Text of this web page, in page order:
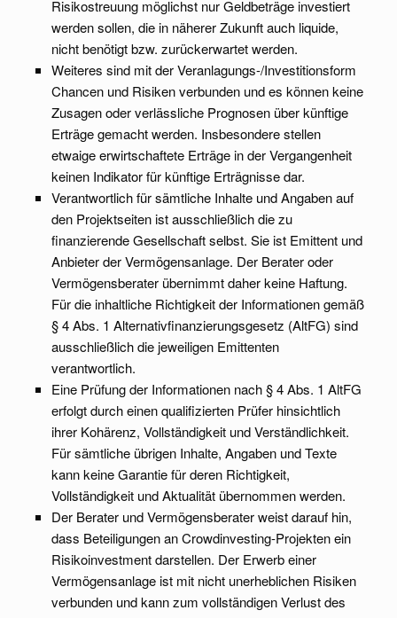
Risikostreuung möglichst nur Geldbeträge investiert
werden sollen, die in näherer Zukunft auch liquide,
nicht benötigt bzw. zurückerwartet werden.
Weiteres sind mit der Veranlagungs-/Investitionsform
Chancen und Risiken verbunden und es können keine
Zusagen oder verlässliche Prognosen über künftige
Erträge gemacht werden. Insbesondere stellen
etwaige erwirtschaftete Erträge in der Vergangenheit
keinen Indikator für künftige Erträgnisse dar.
Verantwortlich für sämtliche Inhalte und Angaben auf
den Projektseiten ist ausschließlich die zu
ﬁnanzierende Gesellschaft selbst. Sie ist Emittent und
Anbieter der Vermögensanlage. Der Berater oder
Vermögensberater übernimmt daher keine Haftung.
Für die inhaltliche Richtigkeit der Informationen gemäß
§ 4 Abs. 1 Alternativﬁnanzierungsgesetz (AltFG) sind
ausschließlich die jeweiligen Emittenten
verantwortlich.
Eine Prüfung der Informationen nach § 4 Abs. 1 AltFG
erfolgt durch einen qualifizierten Prüfer hinsichtlich
ihrer Kohärenz, Vollständigkeit und Verständlichkeit.
Für sämtliche übrigen Inhalte, Angaben und Texte
kann keine Garantie für deren Richtigkeit,
Vollständigkeit und Aktualität übernommen werden.
Der Berater und Vermögensberater weist darauf hin,
dass Beteiligungen an Crowdinvesting-Projekten ein
Risikoinvestment darstellen. Der Erwerb einer
Vermögensanlage ist mit nicht unerheblichen Risiken
verbunden und kann zum vollständigen Verlust des